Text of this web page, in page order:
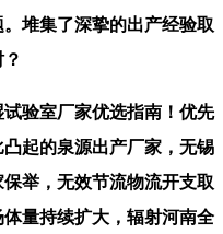
堆集了深挚的出产经验取
验室厂家优选指南！优先
起的泉源出产厂家，无锡
举，无效节流物流开支取
量持续扩大，辐射河南全